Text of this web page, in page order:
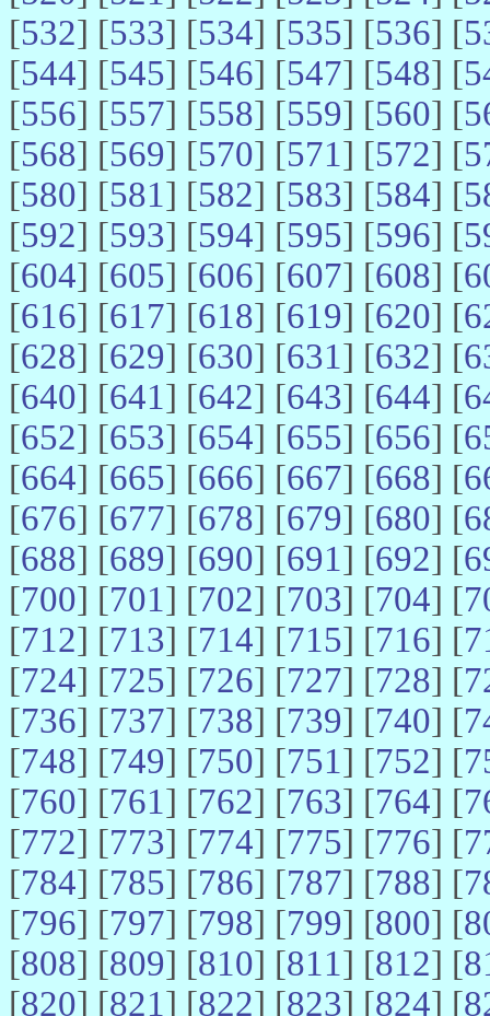
[532] [533] [534] [535] [536] [
[544] [545] [546] [547] [548] [
[556] [557] [558] [559] [560] [
[568] [569] [570] [571] [572] [
[580] [581] [582] [583] [584] [
[592] [593] [594] [595] [596] [
[604] [605] [606] [607] [608] [
[616] [617] [618] [619] [620] [
[628] [629] [630] [631] [632] [
[640] [641] [642] [643] [644] [
[652] [653] [654] [655] [656] [
[664] [665] [666] [667] [668] [
[676] [677] [678] [679] [680] [
[688] [689] [690] [691] [692] [
[700] [701] [702] [703] [704] [
[712] [713] [714] [715] [716] [
[724] [725] [726] [727] [728] [
[736] [737] [738] [739] [740] [
[748] [749] [750] [751] [752] [
[760] [761] [762] [763] [764] [
[772] [773] [774] [775] [776] [
[784] [785] [786] [787] [788] [
[796] [797] [798] [799] [800] [
[808] [809] [810] [811] [812] [
[820] [821] [822] [823] [824] [